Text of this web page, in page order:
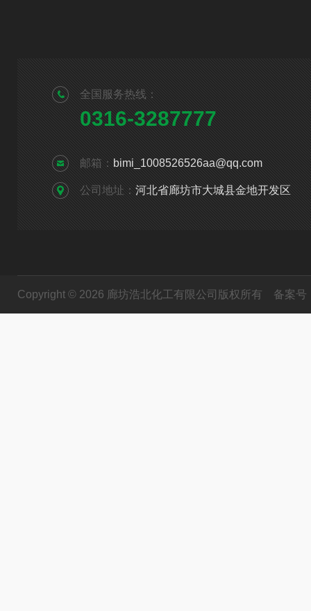
全国服务热线：
0316-3287777
邮箱： bimi_1008526526aa@qq.com
公司地址： 河北省廊坊市大城县金地开发区
Copyright © 2026 廊坊浩北化工有限公司版权所有 备案号